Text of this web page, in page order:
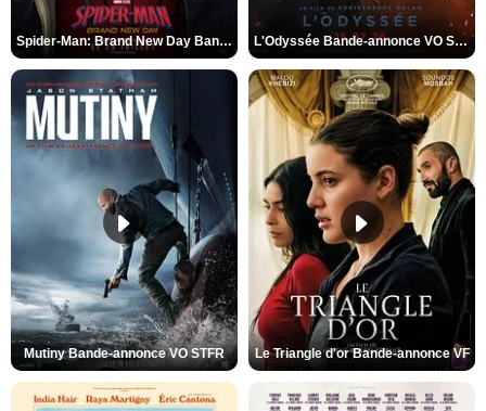
Spider-Man: Brand New Day Bande-annonce VO STFR L'Odyssée Bande-annonce VO STFR
Mutiny Bande-annonce VO STFR Le Triangle d'or Bande-annonce VF